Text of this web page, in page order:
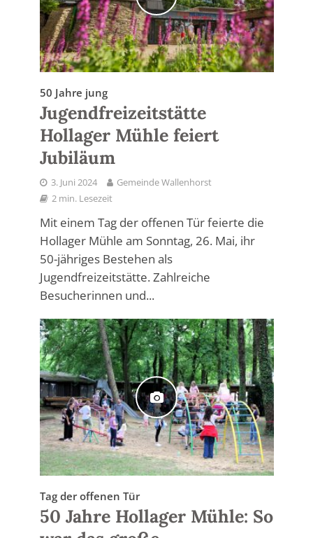
50 Jahre jung
Jugendfreizeitstätte
Hollager Mühle feiert
Jubiläum
3. Juni 2024
Gemeinde Wallenhorst
2 min. Lesezeit
Mit einem Tag der offenen Tür feierte die
Hollager Mühle am Sonntag, 26. Mai, ihr
50-jähriges Bestehen als
Jugendfreizeitstätte. Zahlreiche
Besucherinnen und...
Tag der offenen Tür
50 Jahre Hollager Mühle: So